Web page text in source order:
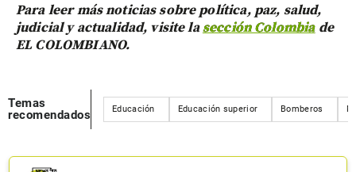
Para leer más noticias sobre política, paz, salud,
judicial y actualidad, visite lasección Colombiade
EL COLOMBIANO.
Temas
recomendados
Educación Educación superior Bomberos